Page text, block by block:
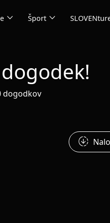
expand_more Šport expand_more
dogodkov
downloading